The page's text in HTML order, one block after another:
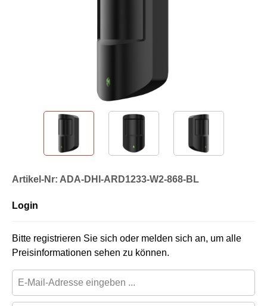
Artikel-Nr: ADA-DHI-ARD1233-W2-868-BL
Login
Bitte registrieren Sie sich oder melden sich an, um alle
Preisinformationen sehen zu können.